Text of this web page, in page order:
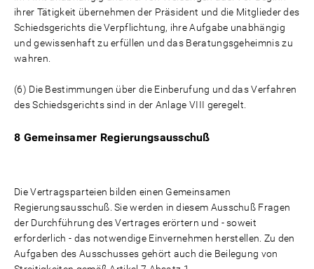
ihrer Tätigkeit übernehmen der Präsident und die Mitglieder des
Schiedsgerichts die Verpflichtung, ihre Aufgabe unabhängig
und gewissenhaft zu erfüllen und das Beratungsgeheimnis zu
wahren.
(6) Die Bestimmungen über die Einberufung und das Verfahren
des Schiedsgerichts sind in der Anlage VIII geregelt.
8 Gemeinsamer Regierungsausschuß
Die Vertragsparteien bilden einen Gemeinsamen
Regierungsausschuß. Sie werden in diesem Ausschuß Fragen
der Durchführung des Vertrages erörtern und - soweit
erforderlich - das notwendige Einvernehmen herstellen. Zu den
Aufgaben des Ausschusses gehört auch die Beilegung von